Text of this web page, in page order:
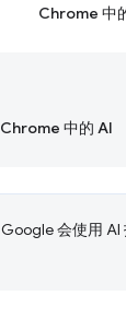
Chrome 中
Chrome 中的 AI
Google 会使用 AI